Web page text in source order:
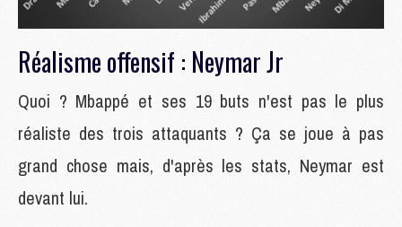
Réalisme offensif : Neymar Jr
Quoi ? Mbappé et ses 19 buts n'est pas le plus
réaliste des trois attaquants ? Ça se joue à pas
grand chose mais, d'après les stats, Neymar est
devant lui.